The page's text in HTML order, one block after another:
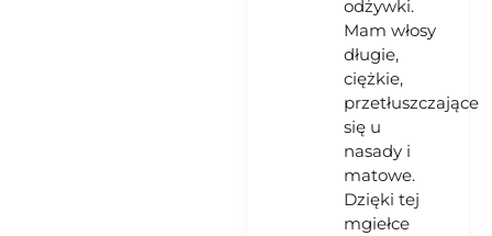
odżywki.
Mam włosy
długie,
ciężkie,
przetłuszczające
się u
nasady i
matowe.
Dzięki tej
mgiełce